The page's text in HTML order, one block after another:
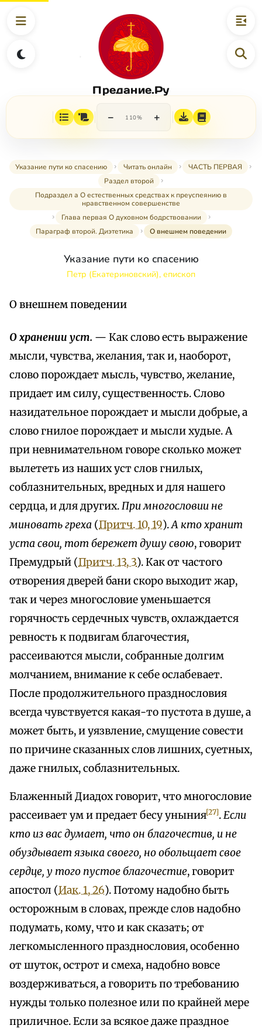
Предание.Ру
− 110% +
Указание пути ко спасению Читать онлайн
ЧАСТЬ ПЕРВАЯ
Раздел второй
Подраздел а О естественных средствах к преуспеянию в
нравственном совершенстве
Глава первая О духовном бодрствовании
Параграф второй. Диэтетика
О внешнем поведении
Указание пути ко спасению
Петр (Екатериновский), епископ
О внешнем поведении
О хранении уст. — Как слово есть выражение
мысли, чувства, желания, так и, наоборот,
слово порождает мысль, чувство, желание,
придает им силу, существенность. Слово
назидательное порождает и мысли добрые, а
слово гнилое порождает и мысли худые. А
при невнимательном говоре сколько может
вылететь из наших уст слов гнилых,
соблазнительных, вредных и для нашего
сердца, и для других.При многословии не
миновать греха (Притч. 10, 19).А кто хранит
уста свои, тот бережет душу свою, говорит
Премудрый (Притч. 13, 3). Как от частого
отворения дверей бани скоро выходит жар,
так и через многословие уменьшается
горячность сердечных чувств, охлаждается
ревность к подвигам благочестия,
рассеиваются мысли, собранные долгим
молчанием, внимание к себе ослабевает.
После продолжительного празднословия
всегда чувствуется какая-то пустота в душе, а
может быть, и уязвление, смущение совести
по причине сказанных слов лишних, суетных,
даже гнилых, соблазнительных.
Блаженный Диадох говорит, что многословие
рассеивает ум и предает бесу уныния[27].Если
кто из вас думает, что он благочестив, и не
обуздывает языка своего, но обольщает свое
сердце, у того пустое благочестие, говорит
апостол (Иак. 1, 26). Потому надобно быть
осторожным в словах, прежде слов надобно
подумать, кому, что и как сказать; от
легкомысленного празднословия, особенно
от шуток, острот и смеха, надобно вовсе
воздерживаться, а говорить по требованию
нужды только полезное или по крайней мере
приличное. Если за всякое даже праздное